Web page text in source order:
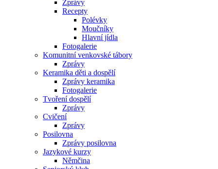
Zprávy
Recepty
Polévky
Moučníky
Hlavní jídla
Fotogalerie
Komunitní venkovské tábory
Zprávy
Keramika děti a dospělí
Zprávy keramika
Fotogalerie
Tvoření dospělí
Zprávy
Cvičení
Zprávy
Posilovna
Zprávy posilovna
Jazykové kurzy
Němčina